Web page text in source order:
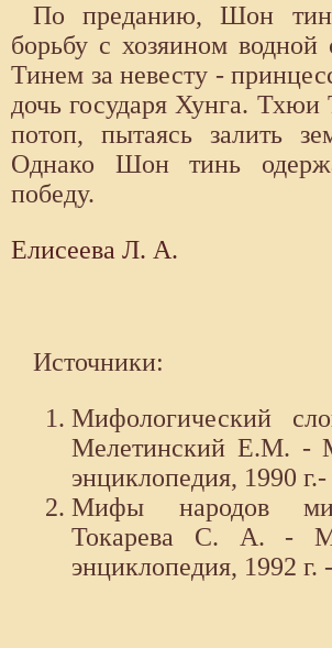
По преданию, Шон
борьбу с хозяином
Тинем за невесту -
дочь государя Хунга. Тхюи
потоп, пытаясь залить
Однако Шон тинь
победу.
Елисеева Л. А.
Источники:
Мифологический
Мелетинский Е.М. -
энциклопедия, 1990
Мифы народов
Токарева С. А. -
энциклопедия, 1992 г.